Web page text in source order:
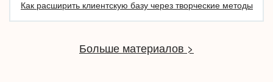
Как расширить клиентскую базу через творческие методы
Больше материалов >